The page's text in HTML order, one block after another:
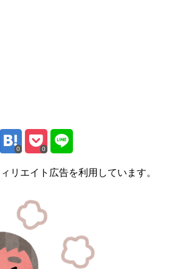
0 0
リエイト広告を利用しています。